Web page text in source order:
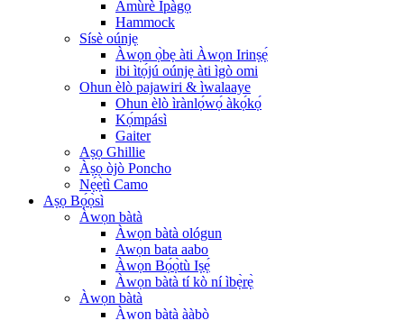
Àmùrè Ìpàgọ́
Hammock
Sísè oúnjẹ
Àwọn ọ̀bẹ àti Àwọn Irinṣẹ́
ibi ìtọ́jú oúnjẹ àti ìgò omi
Ohun èlò pajawiri & ìwalaaye
Ohun èlò ìrànlọ́wọ́ àkọ́kọ́
Kọ́mpásì
Gaiter
Aṣọ Ghillie
Àṣọ òjò Poncho
Nẹ́ẹ̀tì Camo
Aṣọ Bọ́ọ̀sì
Àwọn bàtà
Àwọn bàtà ológun
Awọn bata aabo
Àwọn Bọ́ọ̀tù Iṣẹ́
Àwọn bàtà tí kò ní ìbẹ̀rẹ̀
Àwọn bàtà
Àwọn bàtà ààbò